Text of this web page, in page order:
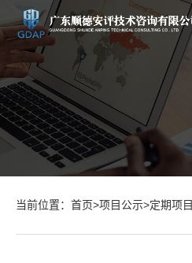
当前位置： 首页>项目公示>定期项目